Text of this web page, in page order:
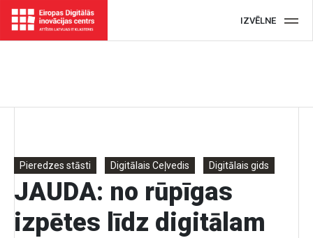
IZVĒLNE
Pieredzes stāsti Digitālais Ceļvedis Digitālais gids
JAUDA: no rūpīgas
izpētes līdz digitālam